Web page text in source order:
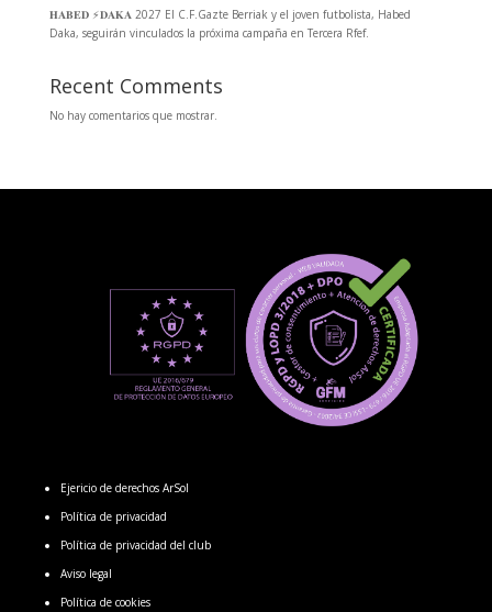
𝐇𝐀𝐁𝐄𝐃 ⚡️𝐃𝐀𝐊𝐀 2027 El C.F.Gazte Berriak y el joven futbolista, Habed
Daka, seguirán vinculados la próxima campaña en Tercera Rfef.
Recent Comments
No hay comentarios que mostrar.
Ejericio de derechos ArSol
Política de privacidad
Política de privacidad del club
Aviso legal
Política de cookies